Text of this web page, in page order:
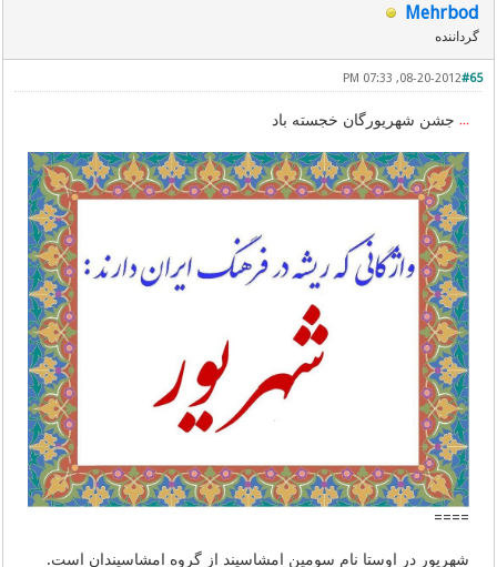
Mehrbod
گرداننده
#65
08-20-2012, 07:33 PM
٭٭٭ جشن شهریورگان خجسته باد
====
شهریور در اوستا نام سومین امشاسپند از گروه امشاسپندان است.